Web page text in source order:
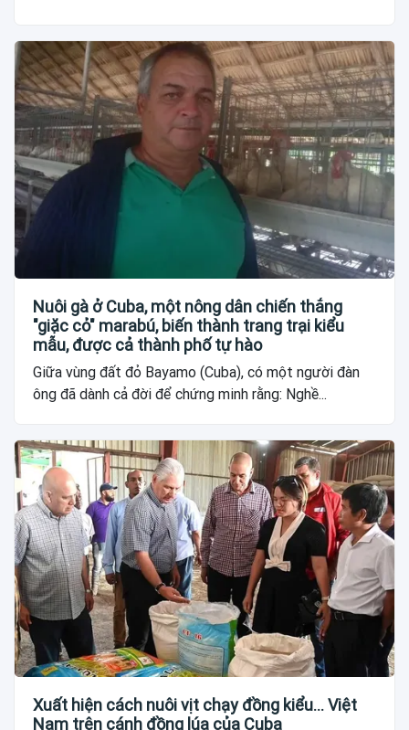
Nuôi gà ở Cuba, một nông dân chiến thắng
"giặc cỏ" marabú, biến thành trang trại kiểu
mẫu, được cả thành phố tự hào
Giữa vùng đất đỏ Bayamo (Cuba), có một người đàn
ông đã dành cả đời để chứng minh rằng: Nghề...
Xuất hiện cách nuôi vịt chạy đồng kiểu... Việt
Nam trên cánh đồng lúa của Cuba